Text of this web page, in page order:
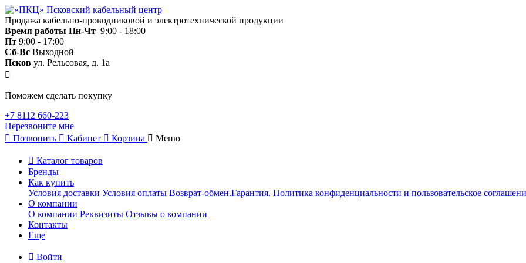
Продажа кабельно-проводниковой и электротехнической продукции
Время работы Пн-Чт 9:00 - 18:00
Пт 9:00 - 17:00
Сб-Вс Выходной
Псков ул. Рельсовая, д. 1а
Поможем сделать покупку
+7 8112 660-223
Перезвоните мне
Позвонить
Кабинет Корзина Меню
Каталог товаров
Бренды
Как купить
Условия доставки Условия оплаты Возврат-обмен.Гарантия. Политика конфиденциальности и пользовательское
О компании
О компании Реквизиты Отзывы о компании
Контакты
Еще
Войти